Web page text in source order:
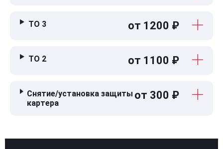
ТО 3 от 1200 ₽
ТО 2 от 1100 ₽
Снятие/установка защиты
картера
от 300 ₽